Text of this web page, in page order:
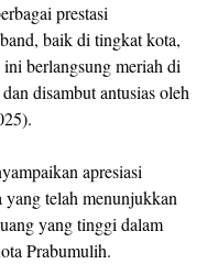
prestasi
baik di tingkat kota,
berlangsung meriah di
disambut antusias oleh
apresiasi
telah menunjukkan
yang tinggi dalam
Prabumulih.